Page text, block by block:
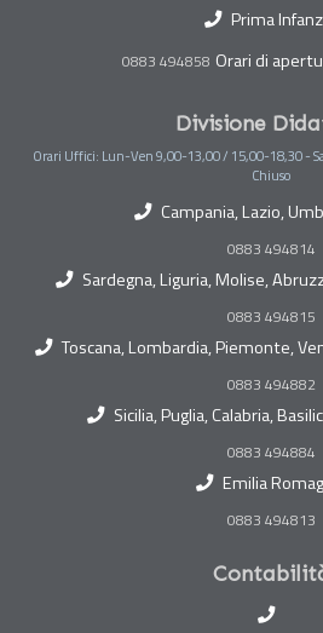
Prima
0883 494858 Orari di
Divisione
Orari Uffici: Lun-Ven 9,00-13,00 / 15,00-18,30 -
Chiuso
Campania, Lazio,
0883 494814
Sardegna, Liguria, Molise,
0883 494815
Toscana, Lombardia, Piemonte,
0883 494882
Sicilia, Puglia, Calabria,
0883 494884
Emilia
0883 494813